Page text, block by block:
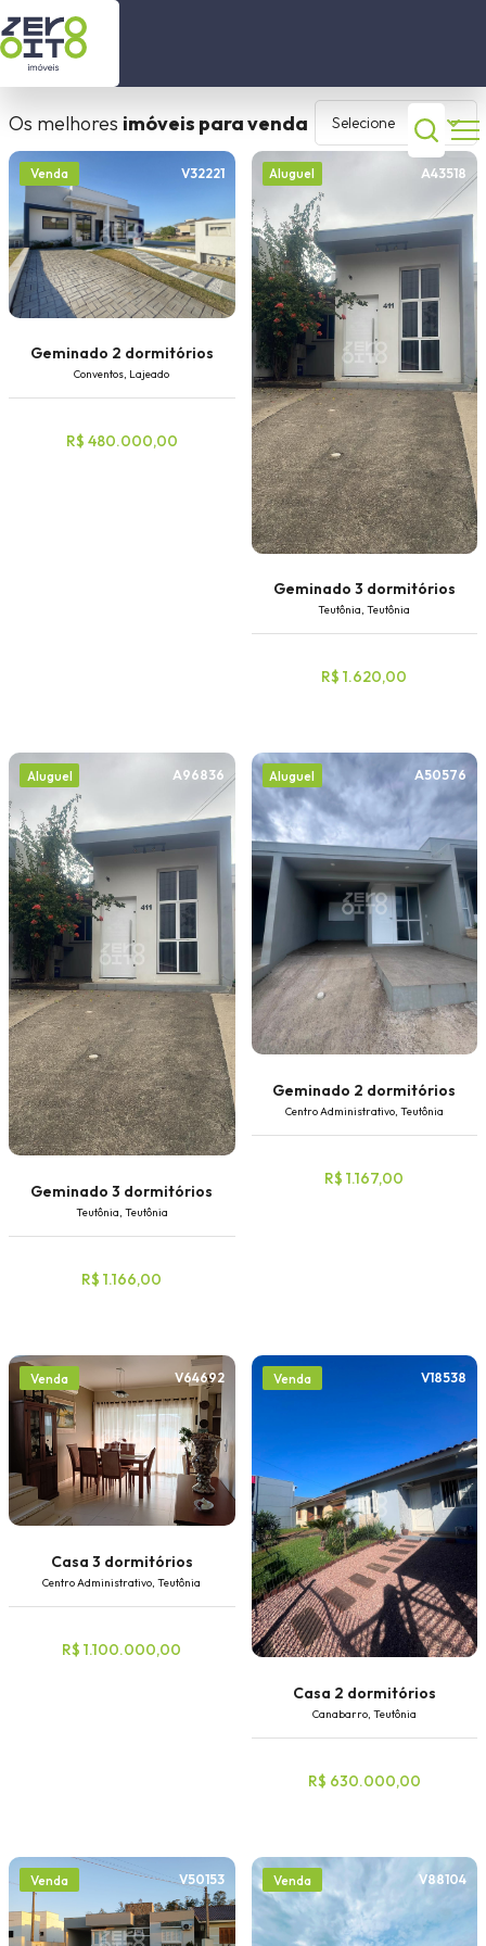
Imóveis a Venda
Imóveis para locação
Contato
Sobre nós
(51) 99506 3120
Alugar
2 selecionados
Cidade
Os melhores imóveis para venda Selecione
Venda V32221
Geminado 2 dormitórios
Conventos, Lajeado
R$ 480.000,00
Aluguel A43518
Geminado 3 dormitórios
Teutônia, Teutônia
R$ 1.620,00
Aluguel A96836
Geminado 3 dormitórios
Teutônia, Teutônia
R$ 1.166,00
Aluguel A50576
Geminado 2 dormitórios
Centro Administrativo, Teutônia
R$ 1.167,00
Venda V64692
Casa 3 dormitórios
Centro Administrativo, Teutônia
R$ 1.100.000,00
Venda V18538
Casa 2 dormitórios
Canabarro, Teutônia
R$ 630.000,00
Venda V50153 Venda V88104